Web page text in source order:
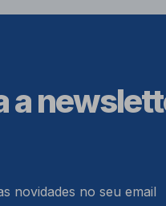
a
novidades no seu email